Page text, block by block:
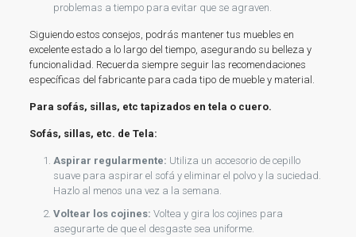
problemas a tiempo para evitar que se agraven.
Siguiendo estos consejos, podrás mantener tus muebles en
excelente estado a lo largo del tiempo, asegurando su belleza y
funcionalidad. Recuerda siempre seguir las recomendaciones
específicas del fabricante para cada tipo de mueble y material.
Para sofás, sillas, etc tapizados en tela o cuero.
Sofás, sillas, etc. de Tela:
Aspirar regularmente: Utiliza un accesorio de cepillo
suave para aspirar el sofá y eliminar el polvo y la suciedad.
Hazlo al menos una vez a la semana.
Voltear los cojines: Voltea y gira los cojines para
asegurarte de que el desgaste sea uniforme.